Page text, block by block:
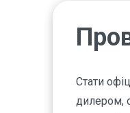
Стати
дилером,